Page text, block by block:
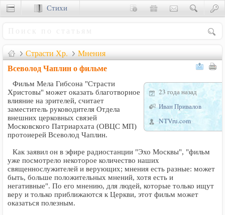
Страсти Хр. Мнения
Всеволод Чаплин о фильме
23 года назад
Иван Привалов
NTVru.com
Фильм Мела Гибсона "Страсти
Христовы" может оказать благотворное
влияние на зрителей, считает
заместитель руководителя Отдела
внешних церковных связей
Московского Патриархата (ОВЦС МП)
протоиерей Всеволод Чаплин.
Как заявил он в эфире радиостанции "Эхо Москвы", "фильм
уже посмотрело некоторое количество наших
священнослужителей и верующих; мнения есть разные: может
быть, больше положительных мнений, хотя есть и
негативные". По его мнению, для людей, которые только ищут
веру и только приближаются к Церкви, этот фильм может
оказаться полезным.
Стихи